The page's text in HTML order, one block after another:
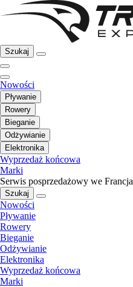
Szukaj
Nowości
Pływanie
Rowery
Bieganie
Odżywianie
Elektronika
Wyprzedaż końcowa
Marki
Serwis posprzedażowy we Francja
Szukaj
Nowości
Pływanie
Rowery
Bieganie
Odżywianie
Elektronika
Wyprzedaż końcowa
Marki